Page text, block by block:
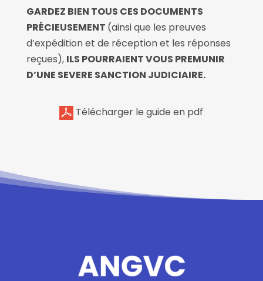
GARDEZ BIEN TOUS CES DOCUMENTS
PRÉCIEUSEMENT (ainsi que les preuves
d’expédition et de réception et les réponses
reçues), ILS POURRAIENT VOUS PREMUNIR
D’UNE SEVERE SANCTION JUDICIAIRE.
Télécharger le guide en pdf